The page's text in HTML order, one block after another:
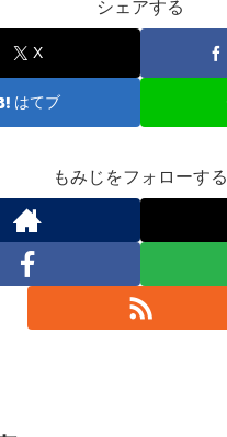
シェアする
X
はてブ
もみじをフォローする